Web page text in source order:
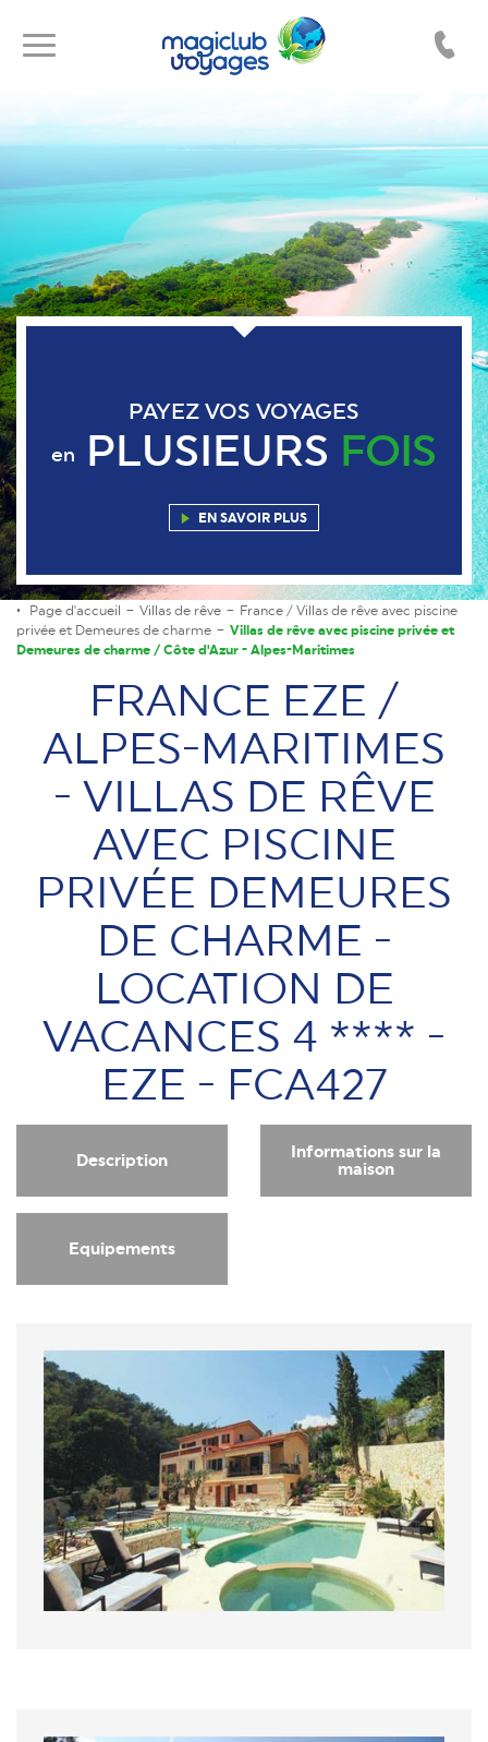
Toggle
Toggle
navigation
PAYEZ VOS VOYAGES
en PLUSIEURS FOIS
EN SAVOIR PLUS
Page d'accueil Villas de rêve
France / Villas de rêve avec piscine
privée et Demeures de charme
Villas de rêve avec piscine privée et
Demeures de charme / Côte d'Azur - Alpes-Maritimes
FRANCE EZE /
ALPES-MARITIMES
- VILLAS DE RÊVE
AVEC PISCINE
PRIVÉE DEMEURES
DE CHARME -
LOCATION DE
VACANCES 4 **** -
EZE - FCA427
Description
Informations sur la
maison
Equipements